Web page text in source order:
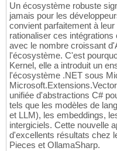
Un écosystème robuste
jamais pour les
convient parfaitement à
rationaliser ces
avec le nombre croissant
l'écosystème. C'est
Kernel, elle a introduit un
l'écosystème .NET sous
unifiée d'abstractions C#
tels que les modèles de
et LLM), les embeddings,
intergiciels. Cette nouvelle
d'excellents résultats chez
Pieces et OllamaSharp.